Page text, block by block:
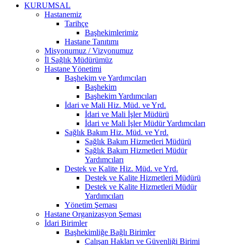
KURUMSAL
Hastanemiz
Tarihçe
Başhekimlerimiz
Hastane Tanıtımı
Misyonumuz / Vizyonumuz
İl Sağlık Müdürümüz
Hastane Yönetimi
Başhekim ve Yardımcıları
Başhekim
Başhekim Yardımcıları
İdari ve Mali Hiz. Müd. ve Yrd.
İdari ve Mali İşler Müdürü
İdari ve Mali İşler Müdür Yardımcıları
Sağlık Bakım Hiz. Müd. ve Yrd.
Sağlık Bakım Hizmetleri Müdürü
Sağlık Bakım Hizmetleri Müdür
Yardımcıları
Destek ve Kalite Hiz. Müd. ve Yrd.
Destek ve Kalite Hizmetleri Müdürü
Destek ve Kalite Hizmetleri Müdür
Yardımcıları
Yönetim Şeması
Hastane Organizasyon Şeması
İdari Birimler
Başhekimliğe Bağlı Birimler
Çalışan Hakları ve Güvenliği Birimi